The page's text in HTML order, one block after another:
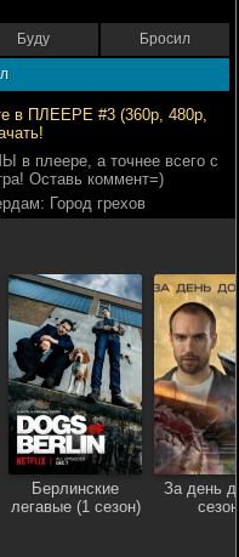
Буду Бросил
в ПЛЕЕРЕ #3 (360р, 480р,
плеере, а точнее всего с
Оставь коммент=)
Город грехов
Берлинские
легавые (1 сезон)
За день